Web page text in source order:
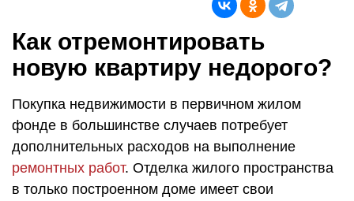
Как отремонтировать
новую квартиру недорого?
Покупка недвижимости в первичном жилом
фонде в большинстве случаев потребует
дополнительных расходов на выполнение
ремонтных работ. Отделка жилого пространства
в только построенном доме имеет свои